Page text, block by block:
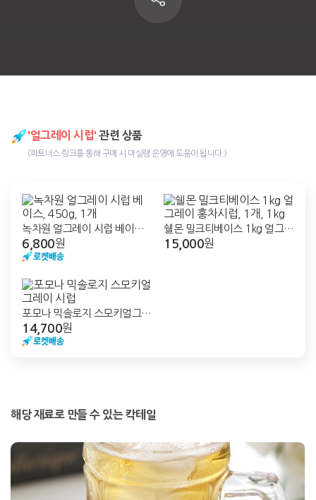
'얼그레이 시럽' 관련 상품
(파트너스 링크를 통해 구매 시 마실랭 운영에 도움이 됩니다.)
녹차원 얼그레이 시럽 베이스,
450g, 1개
6,800원
쉘몬 밀크티베이스 1kg 얼그레
이 홍차시럽, 1개, 1kg
15,000원
포모나 믹솔로지 스모키얼그레
이 시럽
14,700원
해당 재료로 만들 수 있는 칵테일